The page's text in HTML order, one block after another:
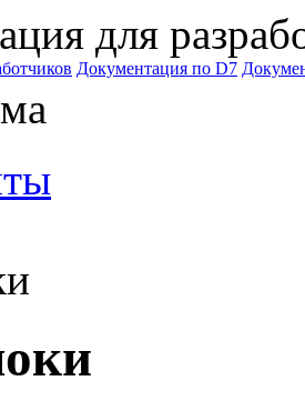
для
Документация по D7